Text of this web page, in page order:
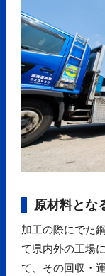
原材料とな
加工の際にでた
て県内外の工場
て、その回収・